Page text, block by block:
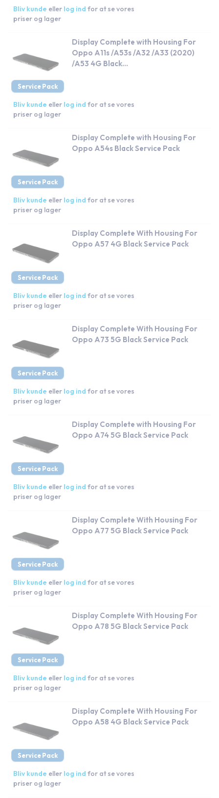
Bliv kunde eller log ind for at se vores
priser og lager
Service Pack
Display Complete with Housing For
Oppo A11s /A53s /A32 /A33 (2020)
/A53 4G Black...
Bliv kunde eller log ind for at se vores
priser og lager
Service Pack
Display Complete with Housing For
Oppo A54s Black Service Pack
Bliv kunde eller log ind for at se vores
priser og lager
Service Pack
Display Complete With Housing For
Oppo A57 4G Black Service Pack
Bliv kunde eller log ind for at se vores
priser og lager
Service Pack
Display Complete With Housing For
Oppo A73 5G Black Service Pack
Bliv kunde eller log ind for at se vores
priser og lager
Service Pack
Display Complete with Housing For
Oppo A74 5G Black Service Pack
Bliv kunde eller log ind for at se vores
priser og lager
Service Pack
Display Complete With Housing For
Oppo A77 5G Black Service Pack
Bliv kunde eller log ind for at se vores
priser og lager
Service Pack
Display Complete With Housing For
Oppo A78 5G Black Service Pack
Bliv kunde eller log ind for at se vores
priser og lager
Service Pack
Display Complete With Housing For
Oppo A58 4G Black Service Pack
Bliv kunde eller log ind for at se vores
priser og lager